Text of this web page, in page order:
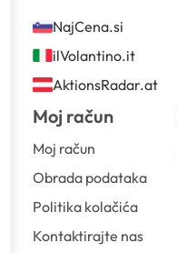
NajCena.si
ilVolantino.it
AktionsRadar.at
Moj račun
Moj račun
Obrada podataka
Politika kolačića
Kontaktirajte nas